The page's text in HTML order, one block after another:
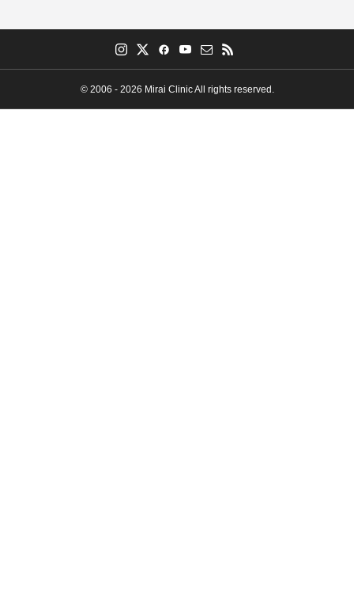
© 2006 - 2026 Mirai Clinic All rights reserved.